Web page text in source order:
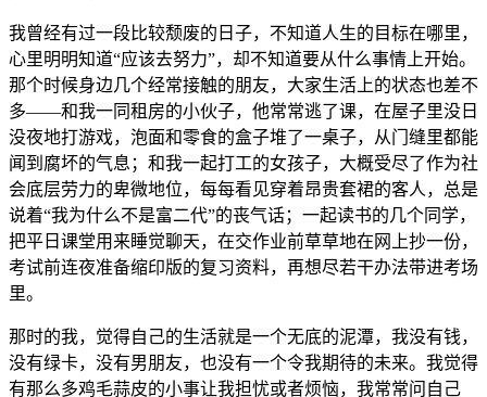
我曾经有过一段比较颓废的日子，不知道人生的目标在哪里，
心里明明知道“应该去努力”，却不知道要从什么事情上开始。
那个时候身边几个经常接触的朋友，大家生活上的状态也差不
多——和我一同租房的小伙子，他常常逃了课，在屋子里没日
没夜地打游戏，泡面和零食的盒子堆了一桌子，从门缝里都能
闻到腐坏的气息；和我一起打工的女孩子，大概受尽了作为社
会底层劳力的卑微地位，每每看见穿着昂贵套裙的客人，总是
说着“我为什么不是富二代”的丧气话；一起读书的几个同学，
把平日课堂用来睡觉聊天，在交作业前草草地在网上抄一份，
考试前连夜准备缩印版的复习资料，再想尽若干办法带进考场
里。
那时的我，觉得自己的生活就是一个无底的泥潭，我没有钱，
没有绿卡，没有男朋友，也没有一个令我期待的未来。我觉得
有那么多鸡毛蒜皮的小事让我担忧或者烦恼，我常常问自己